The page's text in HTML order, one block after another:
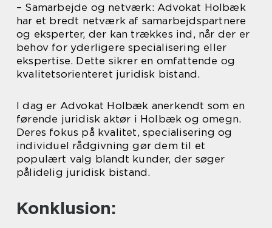
– Samarbejde og netværk: Advokat Holbæk
har et bredt netværk af samarbejdspartnere
og eksperter, der kan trækkes ind, når der er
behov for yderligere specialisering eller
ekspertise. Dette sikrer en omfattende og
kvalitetsorienteret juridisk bistand.
I dag er Advokat Holbæk anerkendt som en
førende juridisk aktør i Holbæk og omegn.
Deres fokus på kvalitet, specialisering og
individuel rådgivning gør dem til et
populært valg blandt kunder, der søger
pålidelig juridisk bistand.
Konklusion: